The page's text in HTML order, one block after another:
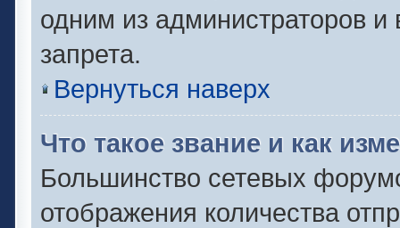
одним из администраторов и
запрета.
Вернуться наверх
Что такое звание и как
Большинство сетевых
отображения количества